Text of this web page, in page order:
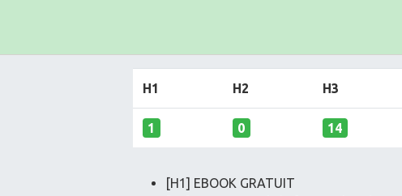
H1 H2 H3
1 0 14
[H1] EBOOK GRATUIT